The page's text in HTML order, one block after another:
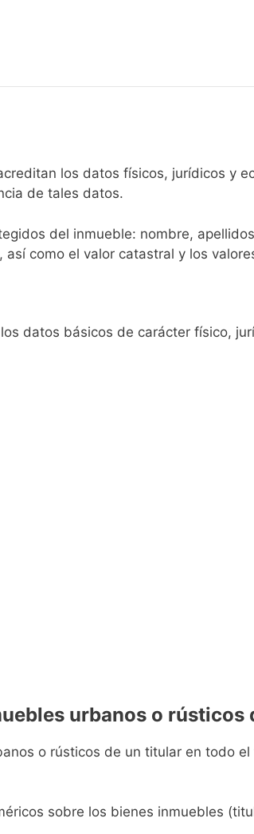
los datos físicos, jurídicos y
de tales datos.
del inmueble: nombre,
como el valor catastral y los
datos básicos de carácter físico,
urbanos o rústicos
o rústicos de un titular en todo
sobre los bienes inmuebles